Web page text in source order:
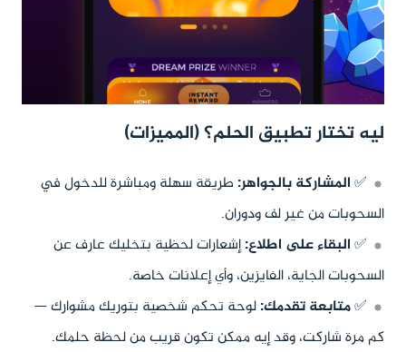
ليه تختار تطبيق الحلم؟ (المميزات)
✅المشاركة بالجواهر: طريقة سهلة ومباشرة للدخول في
السحوبات من غير لف ودوران.
✅البقاء على اطلاع:إشعارات لحظية بتخليك عارف عن
السحوبات الجاية، الفايزين، وأي إعلانات خاصة.
✅متابعة تقدمك:لوحة تحكم شخصية بتوريك مشوارك —
كم مرة شاركت، وقد إيه ممكن تكون قريب من لحظة حلمك.